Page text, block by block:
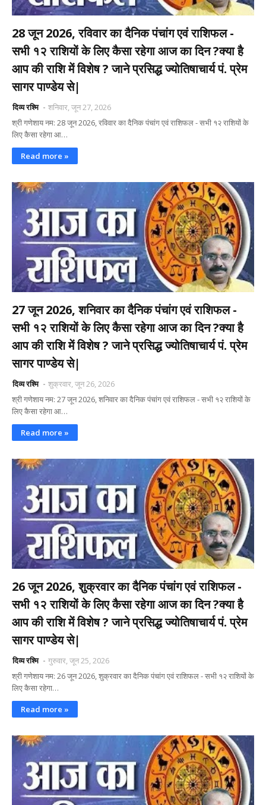
28 जून 2026, रविवार का दैनिक पंचांग एवं राशिफल -
सभी १२ राशियों के लिए कैसा रहेगा आज का दिन ?क्या है
आप की राशि में विशेष ? जाने प्रसिद्ध ज्योतिषाचार्य पं. प्रेम
सागर पाण्डेय से|
दिव्य रश्मि
शनिवार, जून 27, 2026
श्री गणेशाय नम: 28 जून 2026, रविवार का दैनिक पंचांग एवं राशिफल - सभी १२ राशियों के
लिए कैसा रहेगा आ…
Read more »
27 जून 2026, शनिवार का दैनिक पंचांग एवं राशिफल -
सभी १२ राशियों के लिए कैसा रहेगा आज का दिन ?क्या है
आप की राशि में विशेष ? जाने प्रसिद्ध ज्योतिषाचार्य पं. प्रेम
सागर पाण्डेय से|
दिव्य रश्मि
शुक्रवार, जून 26, 2026
श्री गणेशाय नम: 27 जून 2026, शनिवार का दैनिक पंचांग एवं राशिफल - सभी १२ राशियों के
लिए कैसा रहेगा आ…
Read more »
26 जून 2026, शुक्रवार का दैनिक पंचांग एवं राशिफल -
सभी १२ राशियों के लिए कैसा रहेगा आज का दिन ?क्या है
आप की राशि में विशेष ? जाने प्रसिद्ध ज्योतिषाचार्य पं. प्रेम
सागर पाण्डेय से|
दिव्य रश्मि
गुरुवार, जून 25, 2026
श्री गणेशाय नम: 26 जून 2026, शुक्रवार का दैनिक पंचांग एवं राशिफल - सभी १२ राशियों के
लिए कैसा रहेगा…
Read more »